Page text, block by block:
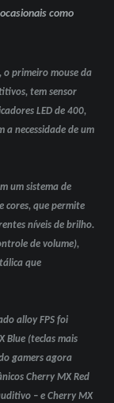
como
o primeiro mouse da
tem sensor
LED de 400,
a necessidade de um
um sistema de
cores, que permite
níveis de brilho.
de volume),
que
alloy FPS foi
Blue (teclas mais
gamers agora
Cherry MX Red
– e Cherry MX